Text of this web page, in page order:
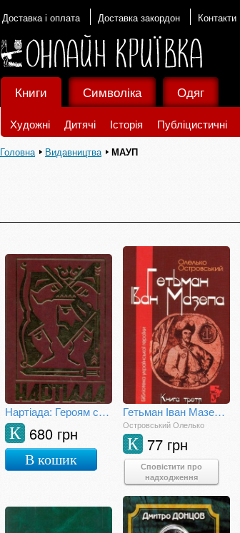
Доставка і оплата Доставка закордон Контакти
Книги
Художні Дитячі Історія Публіцистичні
Символіка Одяг
Головна Видавництва МАУП
Нартіада: Героям слава!
680 грн
К
В кошик
Гетьман Іван Мазепа. Книга третя
Островський Олелько
77 грн
К
Сповістити про
надходження